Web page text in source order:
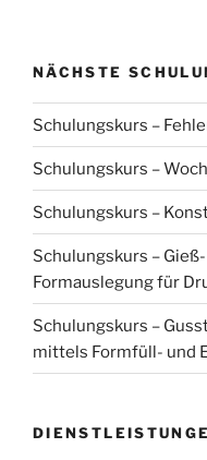
NÄCHSTE
Schulungskurs –
Schulungskurs –
Schulungskurs –
Schulungskurs –
Formauslegung für
Schulungskurs –
mittels Formfüll- und